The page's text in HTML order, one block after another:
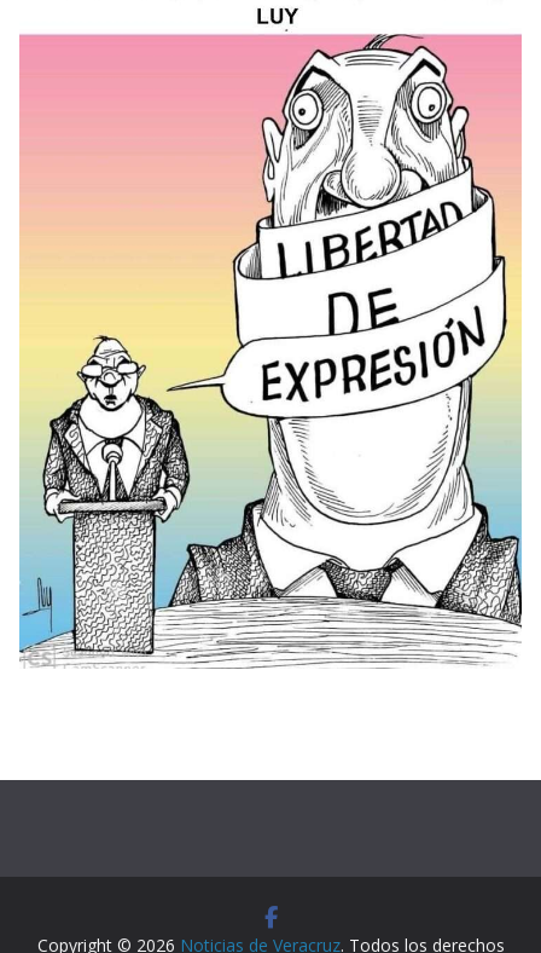
Copyright © 2026 Noticias de Veracruz. Todos los derechos